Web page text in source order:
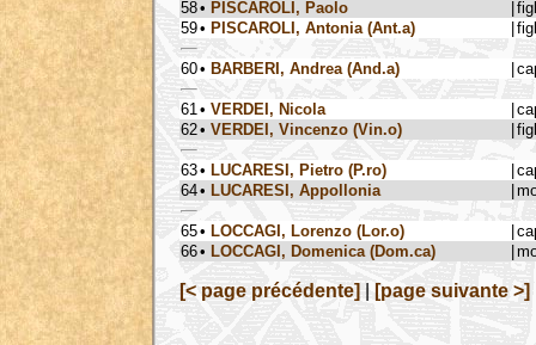
58• PISCAROLI, Paolo
59• PISCAROLI, Antonia (Ant.a)
60• BARBERI, Andrea (And.a)
61 • VERDEI, Nicola
62• VERDEI, Vincenzo (Vin.o)
63• LUCARESI, Pietro (P.ro)
64• LUCARESI, Appollonia
65• LOCCAGI, Lorenzo (Lor.o)
66• LOCCAGI, Domenica (Dom.ca)
[< page précédente] [page suivante >]